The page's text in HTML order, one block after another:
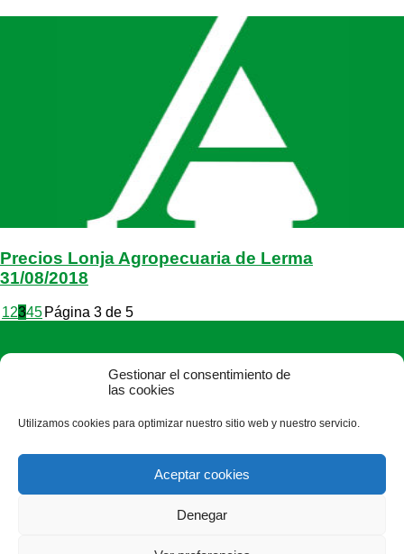
Gestionar el consentimiento de
las cookies
Utilizamos cookies para optimizar nuestro sitio web y nuestro servicio.
Aceptar cookies
Denegar
Precios Lonja Agropecuaria de Lerma
31/08/2018
12345 Página 3 de 5
ASAJA Burgos - Jóvenes Agricultores
Avda. Castilla y León, 32, bajo - 09006 Burgos - España · Tel.:
+34 947 244 247 ·info@asajaburgos.com